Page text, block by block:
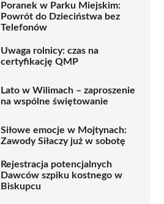
Poranek w Parku Miejskim:
Powrót do Dzieciństwa bez
Telefonów
Uwaga rolnicy: czas na
certyfikację QMP
Lato w Wilimach – zaproszenie
na wspólne świętowanie
Siłowe emocje w Mojtynach:
Zawody Siłaczy już w sobotę
Rejestracja potencjalnych
Dawców szpiku kostnego w
Biskupcu